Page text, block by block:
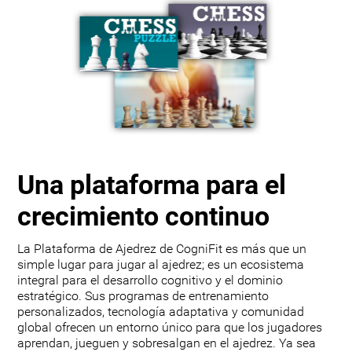
Una plataforma para el
crecimiento continuo
La Plataforma de Ajedrez de CogniFit es más que un
simple lugar para jugar al ajedrez; es un ecosistema
integral para el desarrollo cognitivo y el dominio
estratégico. Sus programas de entrenamiento
personalizados, tecnología adaptativa y comunidad
global ofrecen un entorno único para que los jugadores
aprendan, jueguen y sobresalgan en el ajedrez. Ya sea